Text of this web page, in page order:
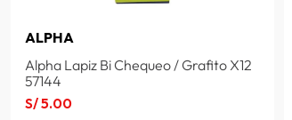
ALPHA
Alpha Lapiz Bi Chequeo / Grafito X12
57144
S/5.00